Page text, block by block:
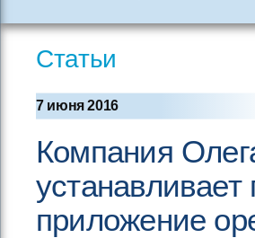
Статьи
7 июня 2016
Компания
приложение